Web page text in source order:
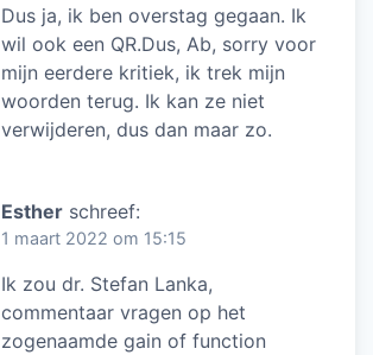
Dus ja, ik ben overstag gegaan. Ik
wil ook een QR.Dus, Ab, sorry voor
mijn eerdere kritiek, ik trek mijn
woorden terug. Ik kan ze niet
verwijderen, dus dan maar zo.
Esther schreef:
1 maart 2022 om 15:15
Ik zou dr. Stefan Lanka,
commentaar vragen op het
zogenaamde gain of function